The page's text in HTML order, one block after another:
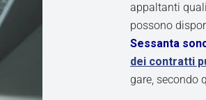
appaltanti
possono
Sessanta
dei contratti
gare, secondo